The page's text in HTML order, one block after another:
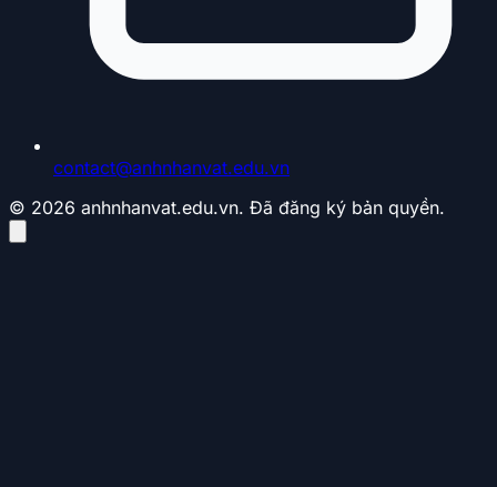
Valderrama luôn sở hữu sự điềm tĩnh kỳ lạ
contact@anhnhanvat.edu.vn
© 2026 anhnhanvat.edu.vn. Đã đăng ký bản quyền.